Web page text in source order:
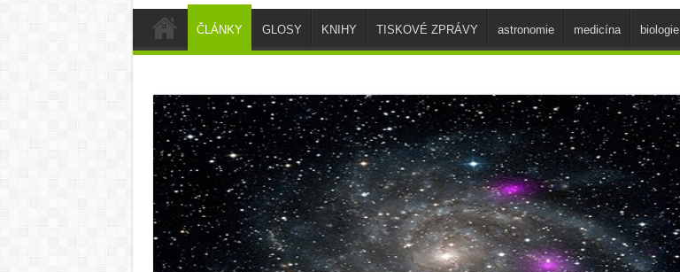
ČLÁNKY GLOSY KNIHY TISKOVÉ ZPRÁVY astronomie medicína biologie